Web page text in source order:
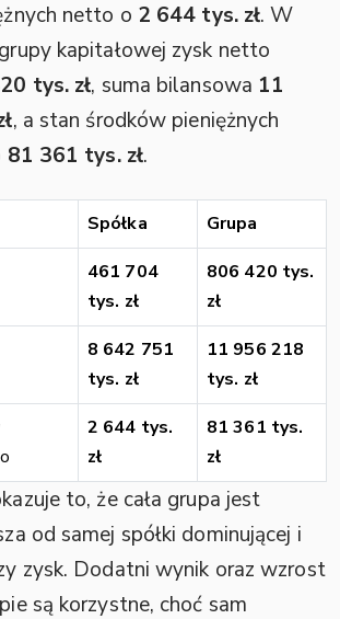
netto o 2 644 tys. zł. W
kapitałowej zysk netto
tys. zł, suma bilansowa 11
, a stan środków pieniężnych
81 361 tys. zł.
Spółka
Grupa
461 704
tys. zł
806 420 tys.
zł
8 642 751
tys. zł
11 956 218
tys. zł
2 644 tys.
zł
81 361 tys.
zł
to, że cała grupa jest
od samej spółki dominującej i
zysk. Dodatni wynik oraz wzrost
są korzystne, choć sam